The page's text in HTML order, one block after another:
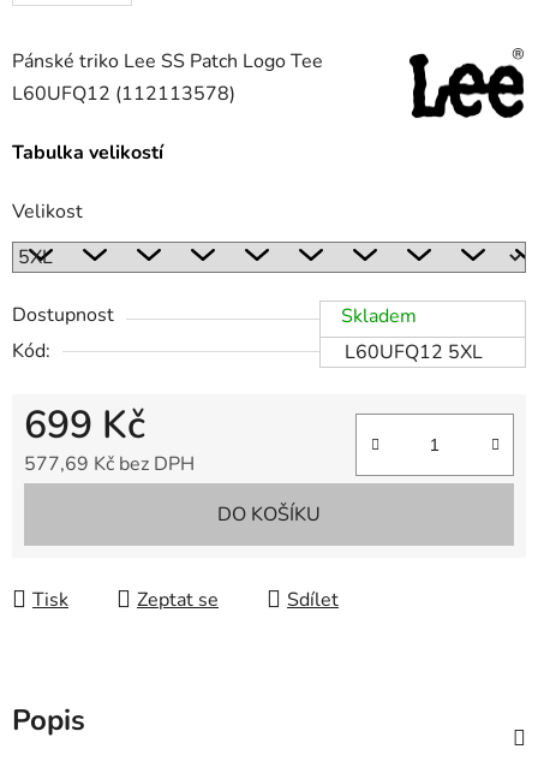
Pánské triko Lee SS Patch Logo Tee
L60UFQ12 (112113578)
Tabulka velikostí
Velikost
Dostupnost
Skladem
Kód:
L60UFQ12 5XL
699 Kč
577,69 Kč bez DPH
DO KOŠÍKU
Tisk Zeptat se Sdílet
Popis